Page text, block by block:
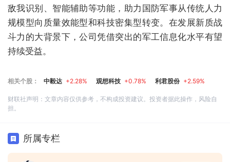
敌我识别、智能辅助等功能，助力国防军事从传统人力
规模型向质量效能型和科技密集型转变。在发展新质战
斗力的大背景下，公司凭借突出的军工信息化水平有望
持续受益。
相关个股： 中毅达 +2.28% 观想科技 +0.78% 利君股份 +2.59%
财联社声明：文章内容仅供参考，不构成投资建议。投资者据此操作，风险自
担。
所属专栏